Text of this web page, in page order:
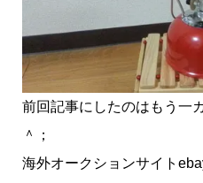
前回記事にしたのはもう一
＾；
海外オークションサイト